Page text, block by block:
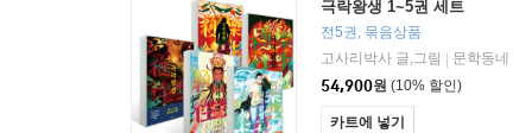
극락왕생 1~5권 세트
전5권, 묶음상품
고사리박사 글,그림
문학동네
54,900원 (10% 할인)
카트에 넣기